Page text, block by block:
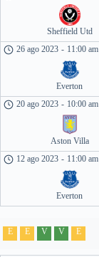
Sheffield Utd
26 ago 2023 - 11:00 am
Everton
20 ago 2023 - 10:00 am
Aston Villa
12 ago 2023 - 11:00 am
Everton
E E V V E